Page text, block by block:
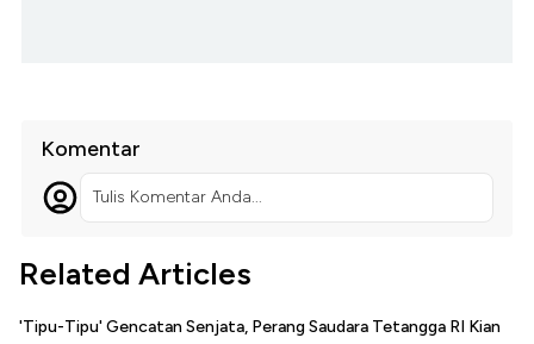
Komentar
Tulis Komentar Anda...
Related Articles
'Tipu-Tipu' Gencatan Senjata, Perang Saudara Tetangga RI Kian